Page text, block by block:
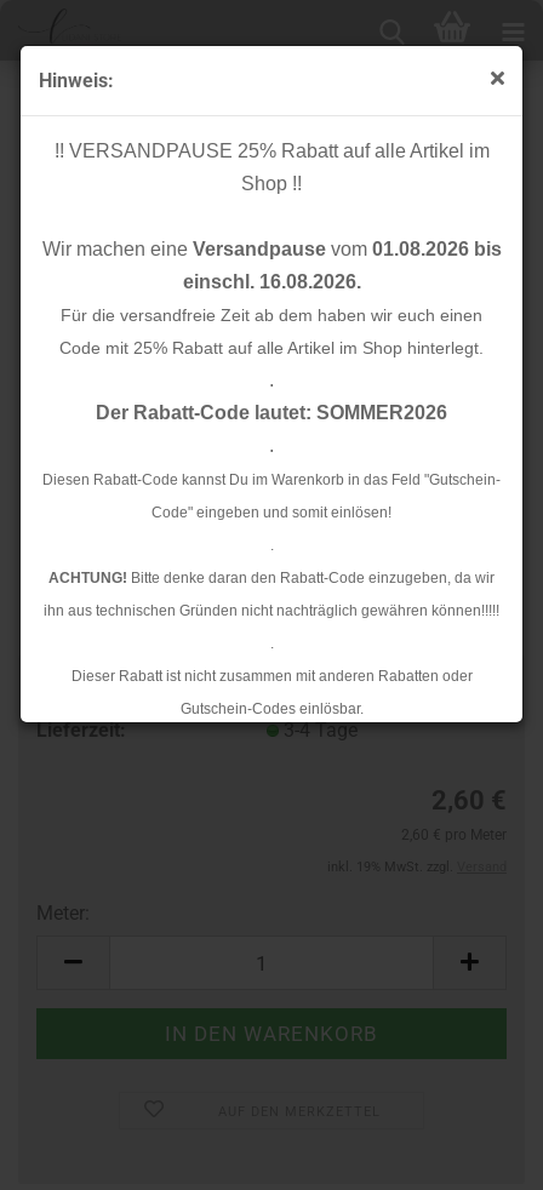
Hinweis:
!! VERSANDPAUSE 25% Rabatt auf alle Artikel im
Shop !!
Wir machen eine Versandpausevom 01.08.2026 bis
einschl. 16.08.2026.
Für die versandfreie Zeit ab dem haben wir euch einen
Code mit 25% Rabatt auf alle Artikel im Shop hinterlegt.
.
Der Rabatt-Code lautet: SOMMER2026
.
Diesen Rabatt-Code kannst Du im Warenkorb in das Feld "Gutschein-
Code" eingeben und somit einlösen!
.
ACHTUNG! Bitte denke daran den Rabatt-Code einzugeben, da wir
ihn aus technischen Gründen nicht nachträglich gewähren können!!!!!
.
Dieser Rabatt ist nicht zusammen mit anderen Rabatten oder
Gutschein-Codes einlösbar.
.
Rückstaus kann es jedoch zu längeren Lieferzeiten kommen.
Bio Flachkordel - 2,0 cm - A79 azzuro - Albstoffe -
Hamburger Liebe
Lieferzeit:
3-4 Tage
2,60 €
Meter: